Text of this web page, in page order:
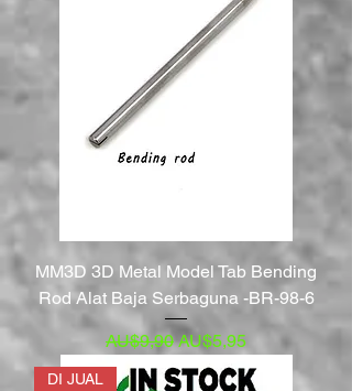
MM3D 3D Metal Model Tab Bending
Rod Alat Baja Serbaguna -BR-98-6
Harga Reguler
AU$9,90Harga Promosi
AU$5,95
DI JUAL